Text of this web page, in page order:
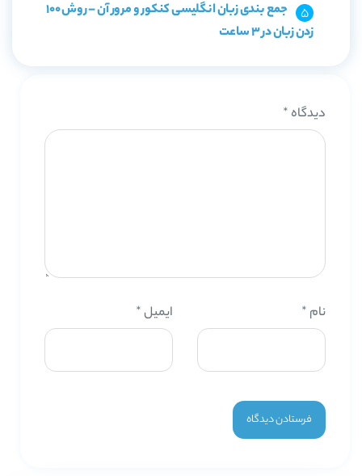
جمع بندی زبان انگلیسی کنکور و مرور آن – روش 100
زدن زبان در 3 ساعت
دیدگاه *
نام * ایمیل*